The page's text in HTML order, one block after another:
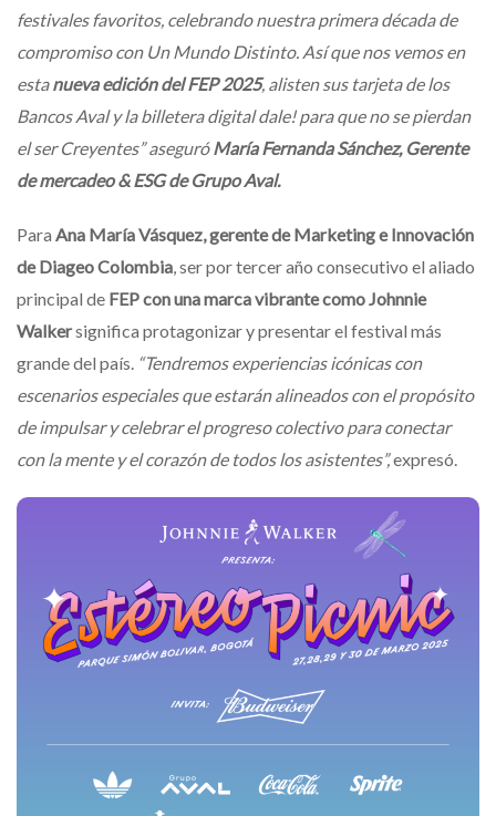
festivales favoritos, celebrando nuestra primera década de
compromiso con Un Mundo Distinto. Así que nos vemos en
estanueva edición del FEP 2025, alisten sus tarjeta de los
Bancos Aval y la billetera digital dale! para que no se pierdan
el ser Creyentes” aseguróMaría Fernanda Sánchez, Gerente
de mercadeo & ESG de Grupo Aval.
Para Ana María Vásquez, gerente de Marketing e Innovación
de Diageo Colombia, ser por tercer año consecutivo el aliado
principal de FEP con una marca vibrante como Johnnie
Walkersignifica protagonizar y presentar el festival más
grande del país. “Tendremos experiencias icónicas con
escenarios especiales que estarán alineados con el propósito
de impulsar y celebrar el progreso colectivo para conectar
con la mente y el corazón de todos los asistentes”,expresó.